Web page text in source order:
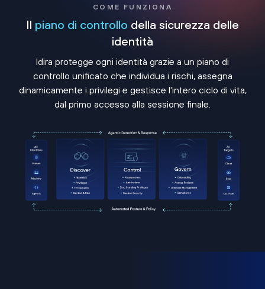
COME FUNZIONA
Il piano di controllo della sicurezza delle
identità
Idira protegge ogni identità grazie a un piano di
controllo unificato che individua i rischi, assegna
dinamicamente i privilegi e gestisce l'intero ciclo di vita,
dal primo accesso alla sessione finale.